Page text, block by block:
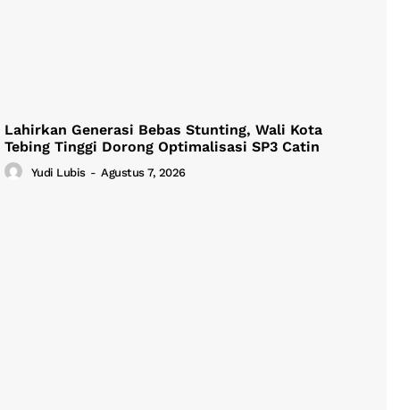
Lahirkan Generasi Bebas Stunting, Wali Kota
Tebing Tinggi Dorong Optimalisasi SP3 Catin
Yudi Lubis - Agustus 7, 2026